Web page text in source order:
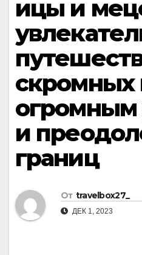
ицы и
скромных
огромным
и
границ
От travelbox27_
ДЕК 1, 2023